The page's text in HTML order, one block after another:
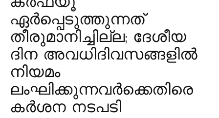
ഏർപ്പെടുത്തുന്നത്
തീരുമാനിച്ചില്ല; ദേശീയ
ദിന അവധിദിവസങ്ങളിൽ
നിയമം
ലംഘിക്കുന്നവർക്കെതിരെ
കർശന നടപടി